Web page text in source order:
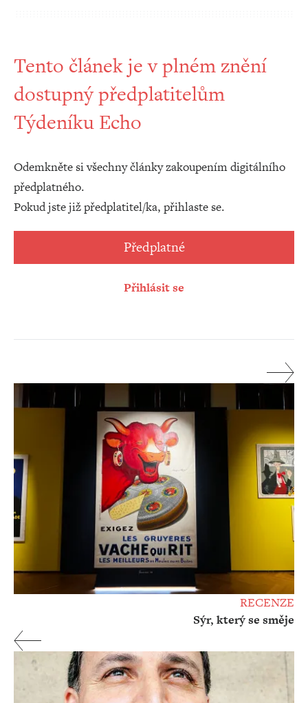
Tento článek je v plném znění
dostupný předplatitelům
Týdeníku Echo
Odemkněte si všechny články zakoupením digitálního
předplatného.
Pokud jste již předplatitel/ka, přihlaste se.
Předplatné
Přihlásit se
RECENZE
Sýr, který se směje